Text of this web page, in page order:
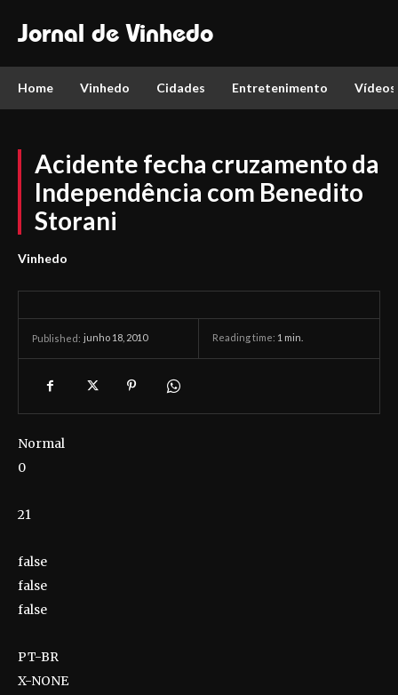
Jornal de Vinhedo
Home Vinhedo Cidades Entretenimento Vídeos
Acidente fecha cruzamento da
Independência com Benedito
Storani
Vinhedo
Published: junho 18, 2010 Reading time: 1 min.
Normal
0
21
false
false
false
PT-BR
X-NONE